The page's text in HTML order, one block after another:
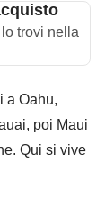
trovi nella
a Oahu,
poi Maui
Qui si vive